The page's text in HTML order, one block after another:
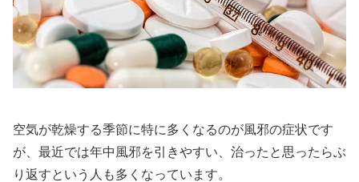
空気が乾燥する季節に特に多くなるのが風邪の症状です
が、最近では年中風邪を引きやすい、治ったと思ったらぶ
り返すという人も多くなっています。